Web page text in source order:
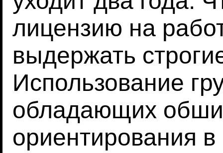
лицензию на
выдержать
Использование
обладающих
ориентирования